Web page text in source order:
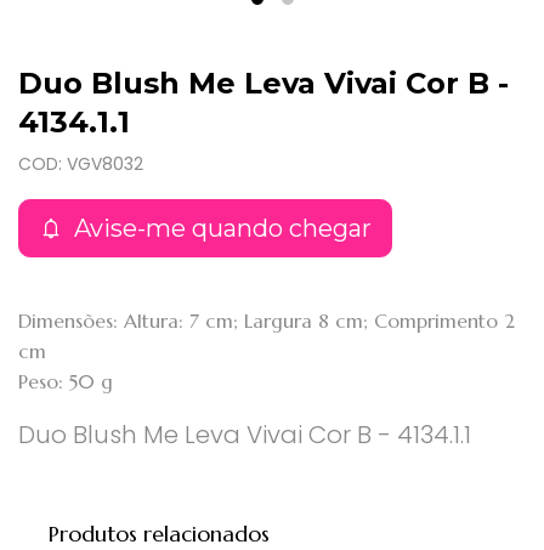
Duo Blush Me Leva Vivai Cor B -
4134.1.1
COD: VGV8032
Avise-me quando chegar
Dimensões: Altura: 7 cm; Largura 8 cm; Comprimento 2
cm
Peso: 50 g
Duo Blush Me Leva Vivai Cor B - 4134.1.1
Produtos relacionados